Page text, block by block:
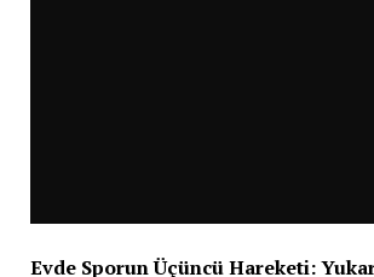
Evde Sporun Üçüncü Hareketi: